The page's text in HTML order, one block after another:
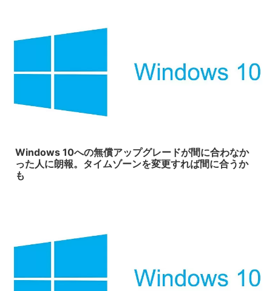
Windows 10への無償アップグレードが間に合わなか
った人に朗報。タイムゾーンを変更すれば間に合うか
も